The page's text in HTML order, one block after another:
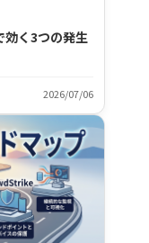
効く3つの発生
2026/07/06